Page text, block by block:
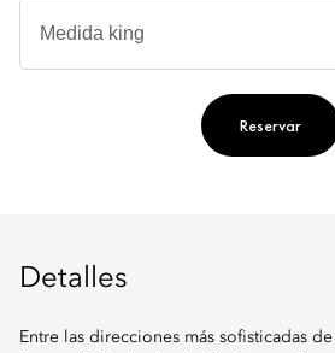
Reservar
Detalles
Entre las direcciones más sofisticadas